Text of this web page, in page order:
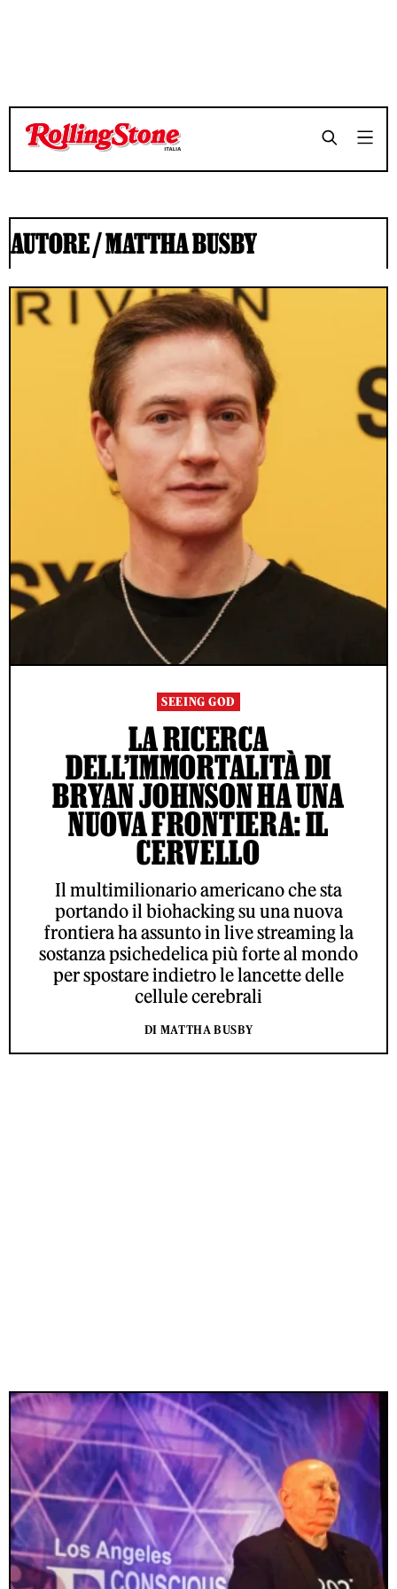
AUTORE /MATTHA BUSBY
SEEING GOD
LA RICERCA
DELL’IMMORTALITÀ DI
BRYAN JOHNSON HA UNA
NUOVA FRONTIERA: IL
CERVELLO
Il multimilionario americano che sta
portando il biohacking su una nuova
frontiera ha assunto in live streaming la
sostanza psichedelica più forte al mondo
per spostare indietro le lancette delle
cellule cerebrali
DI MATTHA BUSBY